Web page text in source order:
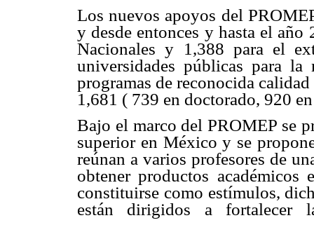
Los nuevos apoyos del
y desde entonces y hasta el
Nacionales y 1,388 para el
universidades públicas para
programas de reconocida
1,681 ( 739 en doctorado, 920
Bajo el marco del PROMEP se
superior en México y se
reúnan a varios profesores de
obtener productos académicos
constituirse como estímulos,
están dirigidos a fortalecer